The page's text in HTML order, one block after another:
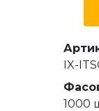
IX-
1000